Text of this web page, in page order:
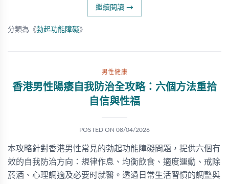
繼續閱讀 →
分類為《勃起功能障礙》
男性健康
香港男性陽痿自我防治全攻略：六個方法重拾
自信與性福
POSTED ON 08/04/2026
本攻略針對香港男性常見的勃起功能障礙問題，提供六個有
效的自我防治方向：規律作息、均衡飲食、適度運動、戒除
菸酒、心理調適及必要时就醫。透過日常生活習慣的調整與